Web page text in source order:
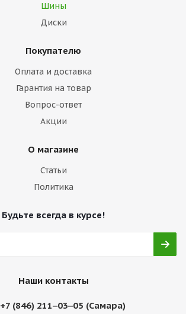
Шины
Диски
Покупателю
Оплата и доставка
Гарантия на товар
Вопрос-ответ
Акции
О магазине
Статьи
Политика
Будьте всегда в курсе!
Наши контакты
+7 (846) 211‒03‒05 (Самара)